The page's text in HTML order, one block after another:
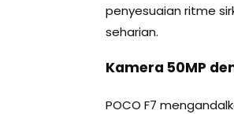
penyesuaian ritme
seharian.
Kamera 50MP
POCO F7